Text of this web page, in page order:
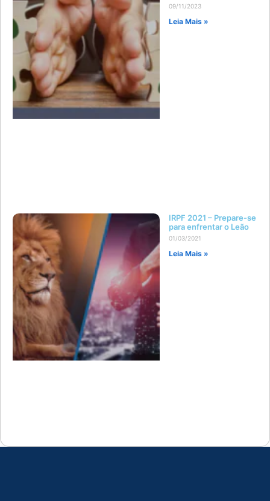
09/11/2023
Leia Mais »
IRPF 2021 – Prepare-se
para enfrentar o Leão
01/03/2021
Leia Mais »